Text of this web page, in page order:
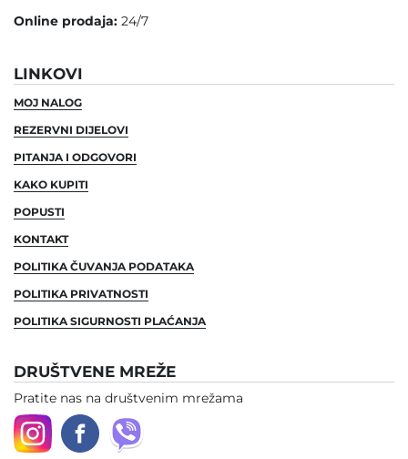
Online prodaja: 24/7
LINKOVI
MOJ NALOG
REZERVNI DIJELOVI
PITANJA I ODGOVORI
KAKO KUPITI
POPUSTI
KONTAKT
POLITIKA ČUVANJA PODATAKA
POLITIKA PRIVATNOSTI
POLITIKA SIGURNOSTI PLAĆANJA
DRUŠTVENE MREŽE
Pratite nas na društvenim mrežama